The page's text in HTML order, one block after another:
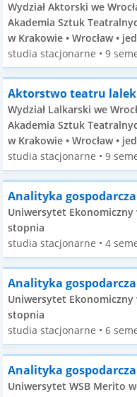
Wydział Aktorski we
Akademia Sztuk
w Krakowie • Wrocław •
studia stacjonarne • 9
Aktorstwo teatru lalek
Wydział Lalkarski we
Akademia Sztuk
w Krakowie • Wrocław •
studia stacjonarne • 9
Analityka gospodarcza
Uniwersytet Ekonomiczny
stopnia
studia stacjonarne • 4
Analityka gospodarcza
Uniwersytet Ekonomiczny
stopnia
studia stacjonarne • 6
Analityka
Uniwersytet WSB Merito